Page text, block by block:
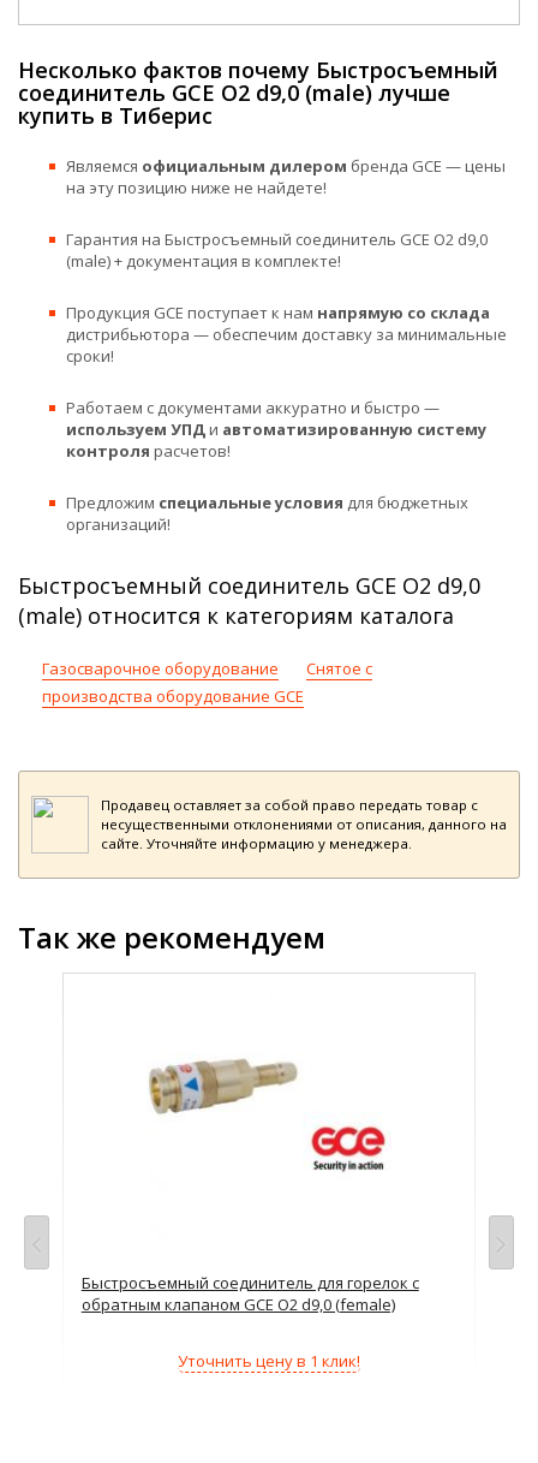
Несколько фактов почему Быстросъемный
соединитель GCE O2 d9,0 (male) лучше
купить в Тиберис
Являемся официальным дилером бренда GCE — цены
на эту позицию ниже не найдете!
Гарантия на Быстросъемный соединитель GCE O2 d9,0
(male) + документация в комплекте!
Продукция GCE поступает к нам напрямую со склада
дистрибьютора — обеспечим доставку за минимальные
сроки!
Работаем с документами аккуратно и быстро —
используем УПДи автоматизированную систему
контроля расчетов!
Предложим специальные условия для бюджетных
организаций!
Быстросъемный соединитель GCE O2 d9,0
(male) относится к категориям каталога
Газосварочное оборудование
Снятое с
производства оборудование GCE
Продавец оставляет за собой право передать товар с
несущественными отклонениями от описания, данного на
сайте. Уточняйте информацию у менеджера.
Так же рекомендуем
Быстросъемный соединитель для горелок с
обратным клапаном GCE O2 d9,0 (female)
Уточнить цену в 1 клик!